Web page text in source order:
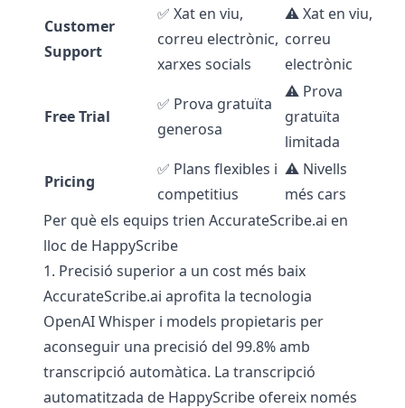
Customer
Support
✅ Xat en viu,
correu electrònic,
xarxes socials
⚠️ Xat en viu,
correu
electrònic
Free Trial
✅ Prova gratuïta
generosa
⚠️ Prova
gratuïta
limitada
Pricing
✅ Plans flexibles i
competitius
⚠️ Nivells
més cars
Per què els equips trien AccurateScribe.ai en
lloc de HappyScribe
1. Precisió superior a un cost més baix
AccurateScribe.ai aprofita la tecnologia
OpenAI Whisper i models propietaris per
aconseguir una precisió del 99.8% amb
transcripció automàtica. La transcripció
automatitzada de HappyScribe ofereix només